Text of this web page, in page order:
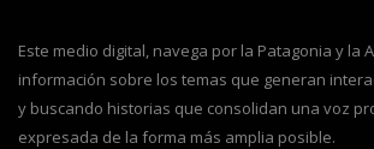
Este medio digital, navega por la Patagonia y la
información sobre los temas que generan
y buscando historias que consolidan una voz
expresada de la forma más amplia posible.